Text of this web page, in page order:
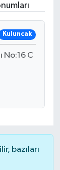
Kuluncak
No:16 C
bazıları